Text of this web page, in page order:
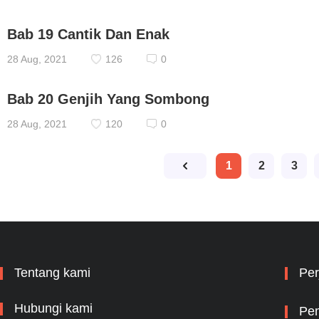
Bab 19 Cantik Dan Enak
28 Aug, 2021 126 0
Bab 20 Genjih Yang Sombong
28 Aug, 2021 120 0
1 2 3
Tentang kami
Hubungi kami